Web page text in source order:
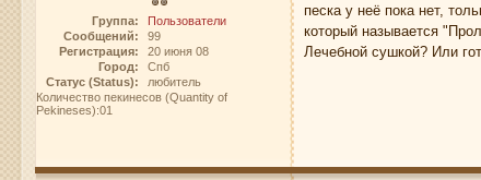
Группа:
Пользователи
Сообщений:
99
Регистрация:
20 июня 08
Город:
Спб
Статус (Status):
любитель
Количество пекинесов (Quantity of
Pekineses):01
песка у неё пока нет,
который называется
Лечебной сушкой? Или